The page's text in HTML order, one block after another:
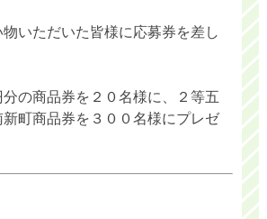
いただいた皆様に応募券を差し
の商品券を２０名様に、２等五
町商品券を３００名様にプレゼ